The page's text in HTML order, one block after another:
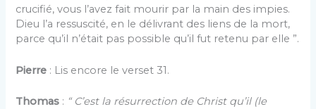
crucifié, vous l’avez fait mourir par la main des impies.
Dieu l’a ressuscité, en le délivrant des liens de la mort,
parce qu’il n’était pas possible qu’il fut retenu par elle ”.
Pierre : Lis encore le verset 31.
Thomas : “ C’est la résurrection de Christ qu’il (le